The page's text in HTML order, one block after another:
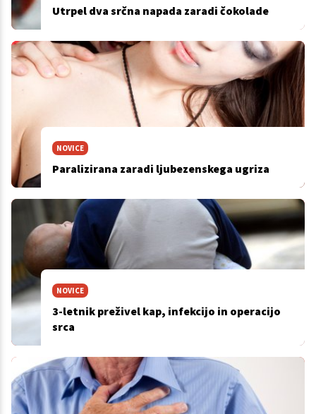
Utrpel dva srčna napada zaradi čokolade
NOVICE
Paralizirana zaradi ljubezenskega ugriza
NOVICE
3-letnik preživel kap, infekcijo in operacijo
srca